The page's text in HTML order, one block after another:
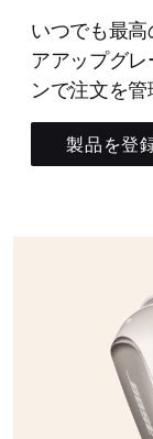
いつでも最
アアップグ
ンで注文を管
製品を登